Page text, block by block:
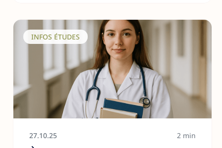
INFOS ÉTUDES
27.10.25 2 min